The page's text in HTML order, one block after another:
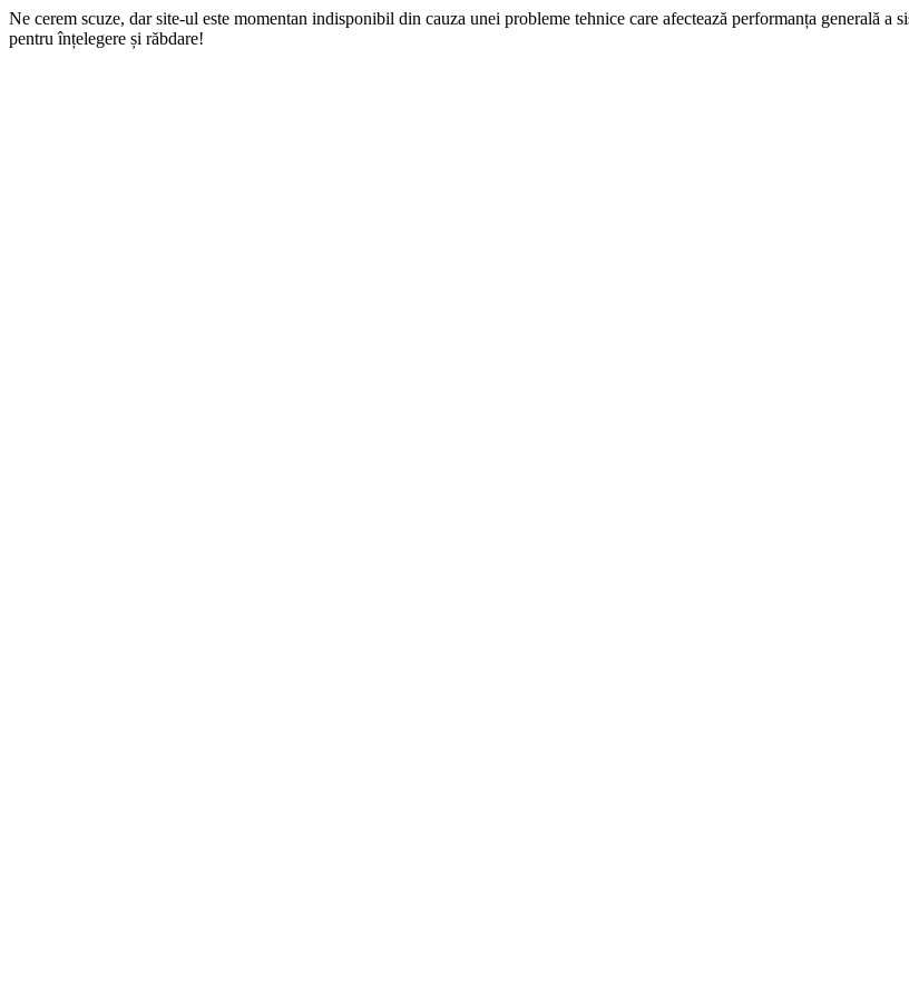
Ne cerem scuze, dar site-ul este momentan indisponibil din cauza unei probleme tehnice care afectează performanța generală
pentru înțelegere și răbdare!